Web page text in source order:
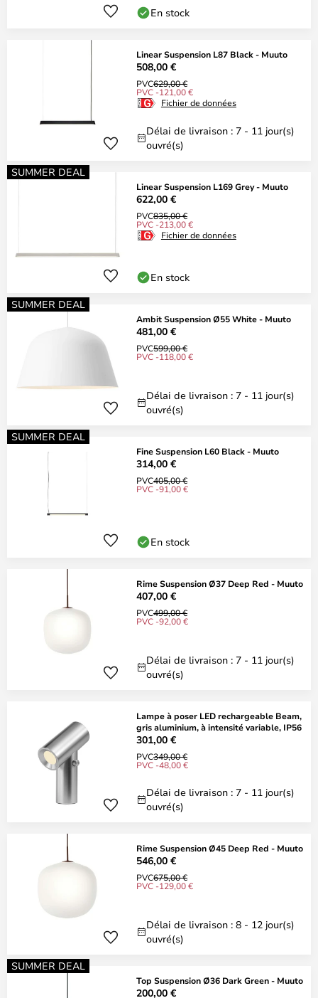
En stock
Linear Suspension L87 Black - Muuto
508,00 €
PVC629,00 €
PVC -121,00 €
Fichier de données
Délai de livraison : 7 - 11 jour(s)
ouvré(s)
SUMMER DEAL
Linear Suspension L169 Grey - Muuto
622,00 €
PVC835,00 €
PVC -213,00 €
Fichier de données
En stock
SUMMER DEAL
Ambit Suspension Ø55 White - Muuto
481,00 €
PVC599,00 €
PVC -118,00 €
Délai de livraison : 7 - 11 jour(s)
ouvré(s)
SUMMER DEAL
Fine Suspension L60 Black - Muuto
314,00 €
PVC405,00 €
PVC -91,00 €
En stock
Rime Suspension Ø37 Deep Red - Muuto
407,00 €
PVC499,00 €
PVC -92,00 €
Délai de livraison : 7 - 11 jour(s)
ouvré(s)
Lampe à poser LED rechargeable Beam,
gris aluminium, à intensité variable, IP56
301,00 €
PVC349,00 €
PVC -48,00 €
Délai de livraison : 7 - 11 jour(s)
ouvré(s)
Rime Suspension Ø45 Deep Red - Muuto
546,00 €
PVC675,00 €
PVC -129,00 €
Délai de livraison : 8 - 12 jour(s)
ouvré(s)
SUMMER DEAL
Top Suspension Ø36 Dark Green - Muuto
200,00 €